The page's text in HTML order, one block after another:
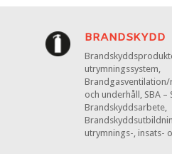
BRANDSKYDD
utrymningssystem,
och underhåll, SBA –
Brandskyddsarbete,
utrymnings-, insats-